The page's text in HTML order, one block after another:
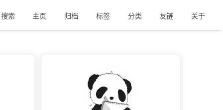
索 主页 归档 标签 分类 友链 关于